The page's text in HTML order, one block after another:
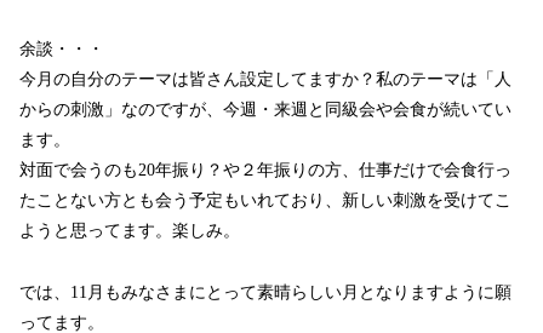
余談・・・
今月の自分のテーマは皆さん設定してますか？私のテーマは「人
からの刺激」なのですが、今週・来週と同級会や会食が続いてい
ます。
対面で会うのも20年振り？や２年振りの方、仕事だけで会食行っ
たことない方とも会う予定もいれており、新しい刺激を受けてこ
ようと思ってます。楽しみ。
では、11月もみなさまにとって素晴らしい月となりますように願
ってます。